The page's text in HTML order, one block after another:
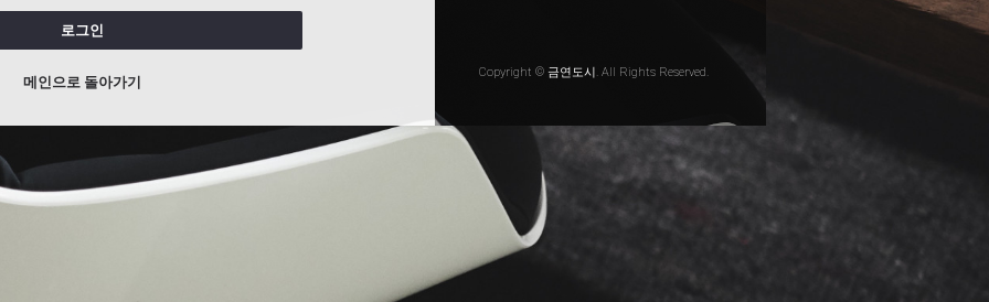
로그인
메인으로 돌아가기
Copyright © 금연도시. All Rights Reserved.